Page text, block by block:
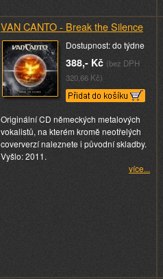
VAN CANTO - Break the Silence
Dostupnost: do týdne
388,- Kč (bez DPH
320,66 Kč)
Originální CD německých metalových
vokalistů, na kterém kromě neotřelých
coververzí naleznete i původní skladby.
Vyšlo: 2011.
více...